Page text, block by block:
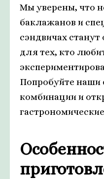
Мы уверены, что
баклажанов и
сэндвичах
для тех, кто
Попробуйте наши
комбинации и